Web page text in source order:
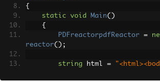
{
static
void Main()
{
PDFreactorpdfReactor
=
reactor();
string html =